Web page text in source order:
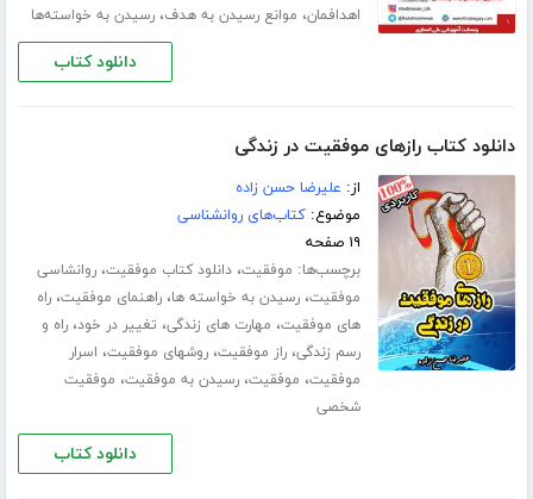
اهدافمان، موانع رسیدن به هدف،رسیدن به خواسته‌ها
دانلود کتاب
دانلود کتاب رازهای موفقیت در زندگی
از: علیرضا حسن زاده
موضوع:کتاب‌های روانشناسی
۱۹ صفحه
برچسب‌ها: موفقیت،دانلود کتاب موفقیت،روانشاسی
موفقیت،رسیدن به خواسته ها،راهنمای موفقیت،راه
های موفقیت، مهارت های زندگی، تغییر در خود،راه و
رسم زندگی،راز موفقیت،روشهای موفقیت، اسرار
موفقیت، موفقیت،رسیدن به موفقیت، موفقیت
شخصی
دانلود کتاب